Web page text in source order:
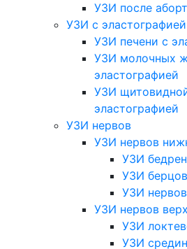
УЗИ после
УЗИ с эластографией
УЗИ печени с
УЗИ молочных
эластографией
УЗИ
эластографией
УЗИ нервов
УЗИ нервов
УЗИ
УЗИ
УЗИ
УЗИ нервов
УЗИ
УЗИ